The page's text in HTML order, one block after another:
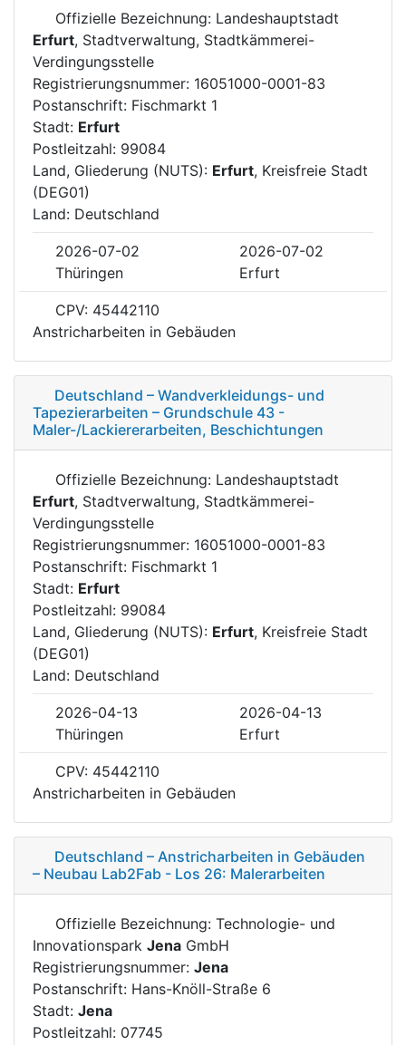
Offizielle Bezeichnung: Landeshauptstadt
Erfurt, Stadtverwaltung, Stadtkämmerei-
Verdingungsstelle
Registrierungsnummer: 16051000-0001-83
Postanschrift: Fischmarkt 1
Stadt: Erfurt
Postleitzahl: 99084
Land, Gliederung (NUTS): Erfurt, Kreisfreie Stadt
(DEG01)
Land: Deutschland
2026-07-02
2026-07-02
Thüringen
Erfurt
CPV: 45442110
Anstricharbeiten in Gebäuden
Deutschland – Wandverkleidungs- und
Tapezierarbeiten – Grundschule 43 -
Maler-/Lackiererarbeiten, Beschichtungen
Offizielle Bezeichnung: Landeshauptstadt
Erfurt, Stadtverwaltung, Stadtkämmerei-
Verdingungsstelle
Registrierungsnummer: 16051000-0001-83
Postanschrift: Fischmarkt 1
Stadt: Erfurt
Postleitzahl: 99084
Land, Gliederung (NUTS): Erfurt, Kreisfreie Stadt
(DEG01)
Land: Deutschland
2026-04-13
2026-04-13
Thüringen
Erfurt
CPV: 45442110
Anstricharbeiten in Gebäuden
Deutschland – Anstricharbeiten in Gebäuden
– Neubau Lab2Fab - Los 26: Malerarbeiten
Offizielle Bezeichnung: Technologie- und
Innovationspark Jena GmbH
Registrierungsnummer: Jena
Postanschrift: Hans-Knöll-Straße 6
Stadt: Jena
Postleitzahl: 07745